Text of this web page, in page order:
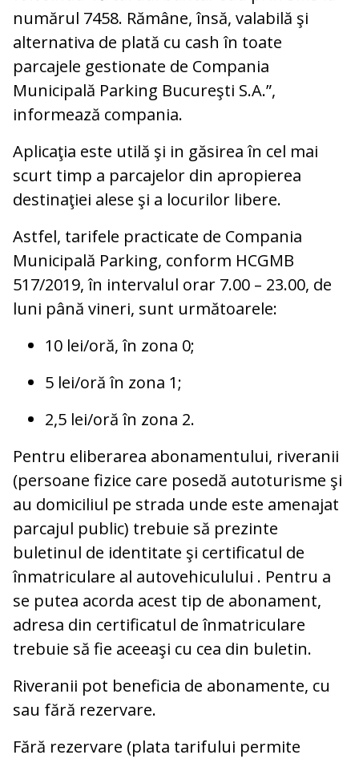
numărul 7458. Rămâne, însă, valabilă şi
alternativa de plată cu cash în toate
parcajele gestionate de Compania
Municipală Parking Bucureşti S.A.”,
informează compania.
Aplicaţia este utilă şi in găsirea în cel mai
scurt timp a parcajelor din apropierea
destinaţiei alese şi a locurilor libere.
Astfel, tarifele practicate de Compania
Municipală Parking, conform HCGMB
517/2019, în intervalul orar 7.00 – 23.00, de
luni până vineri, sunt următoarele:
10 lei/oră, în zona 0;
5 lei/oră în zona 1;
2,5 lei/oră în zona 2.
Pentru eliberarea abonamentului, riveranii
(persoane fizice care posedă autoturisme şi
au domiciliul pe strada unde este amenajat
parcajul public) trebuie să prezinte
buletinul de identitate şi certificatul de
înmatriculare al autovehiculului . Pentru a
se putea acorda acest tip de abonament,
adresa din certificatul de înmatriculare
trebuie să fie aceeaşi cu cea din buletin.
Riveranii pot beneficia de abonamente, cu
sau fără rezervare.
Fără rezervare (plata tarifului permite